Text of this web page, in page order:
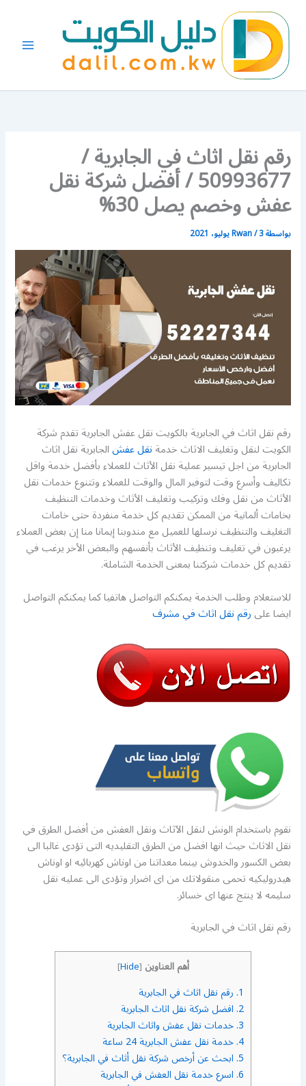
المحتوى
رقم نقل اثاث في الجابرية /
50993677 / أفضل شركة نقل
عفش وخصم يصل 30%
بواسطة Rwan/3 يوليو، 2021
رقم نقل اثاث في الجابرية بالكويت نقل عفش الجابرية تقدم شركة
الكويت لنقل وتغليف الاثاث خدمةنقل عفشالجابرية نقل اثاث
الجابرية من اجل تيسير عملية نقل الأثاث للعملاء بأفضل خدمة واقل
تكاليف وأسرع وقت لتوفير المال والوقت للعملاء وتتنوع خدمات نقل
الأثاث من نقل وفك وتركيب وتغليف الأثاث وخدمات التنظيف
بخامات ألمانية من الممكن تقديم كل خدمة منفردة حتى خامات
التغليف والتنظيف نرسلها للعميل مع مندوبنا إيمانا منا إن بعض العملاء
يرغبون في تغليف وتنظيف الأثاث بأنفسهم والبعض الأخر يرغب في
تقديم كل خدمات شركتنا بمعنى الخدمة الشاملة.
للاستعلام وطلب الخدمة يمكنكم التواصل هاتفيا كما يمكنكم التواصل
ايضا علىرقم نقل اثاث في مشرف
نقوم باستخدام الونش لنقل الآثاث ونقل العفش من أفضل الطرق في
نقل الاثاث حيث انها افضل من الطرق التقليديه التى تؤدى غالبا الى
بعض الكسور والخدوش بينما معداتنا من اوناش كهربائيه او اوناش
هيدروليكيه تحمى منقولاتك من اى اضرار وتؤدى الى عمليه نقل
سليمه لا ينتج عنها اى خسائر.
رقم نقل اثاث في الجابرية
أهم العناوين [
Hide
]
1. رقم نقل اثاث في الجابرية
2. افضل شركة نقل اثاث الجابرية
3. خدمات نقل عفش واثاث الجابرية
4. خدمة نقل عفش الجابرية 24 ساعة
5. ابحث عن أرخص شركة نقل أثاث في الجابرية؟
6. اسرع خدمة نقل العفش في الجابرية